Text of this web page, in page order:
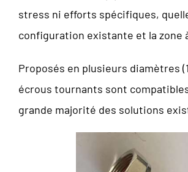
stress ni efforts spécifiques,
configuration existante et la zone
Proposés en plusieurs diamètres
écrous tournants sont
grande majorité des solutions